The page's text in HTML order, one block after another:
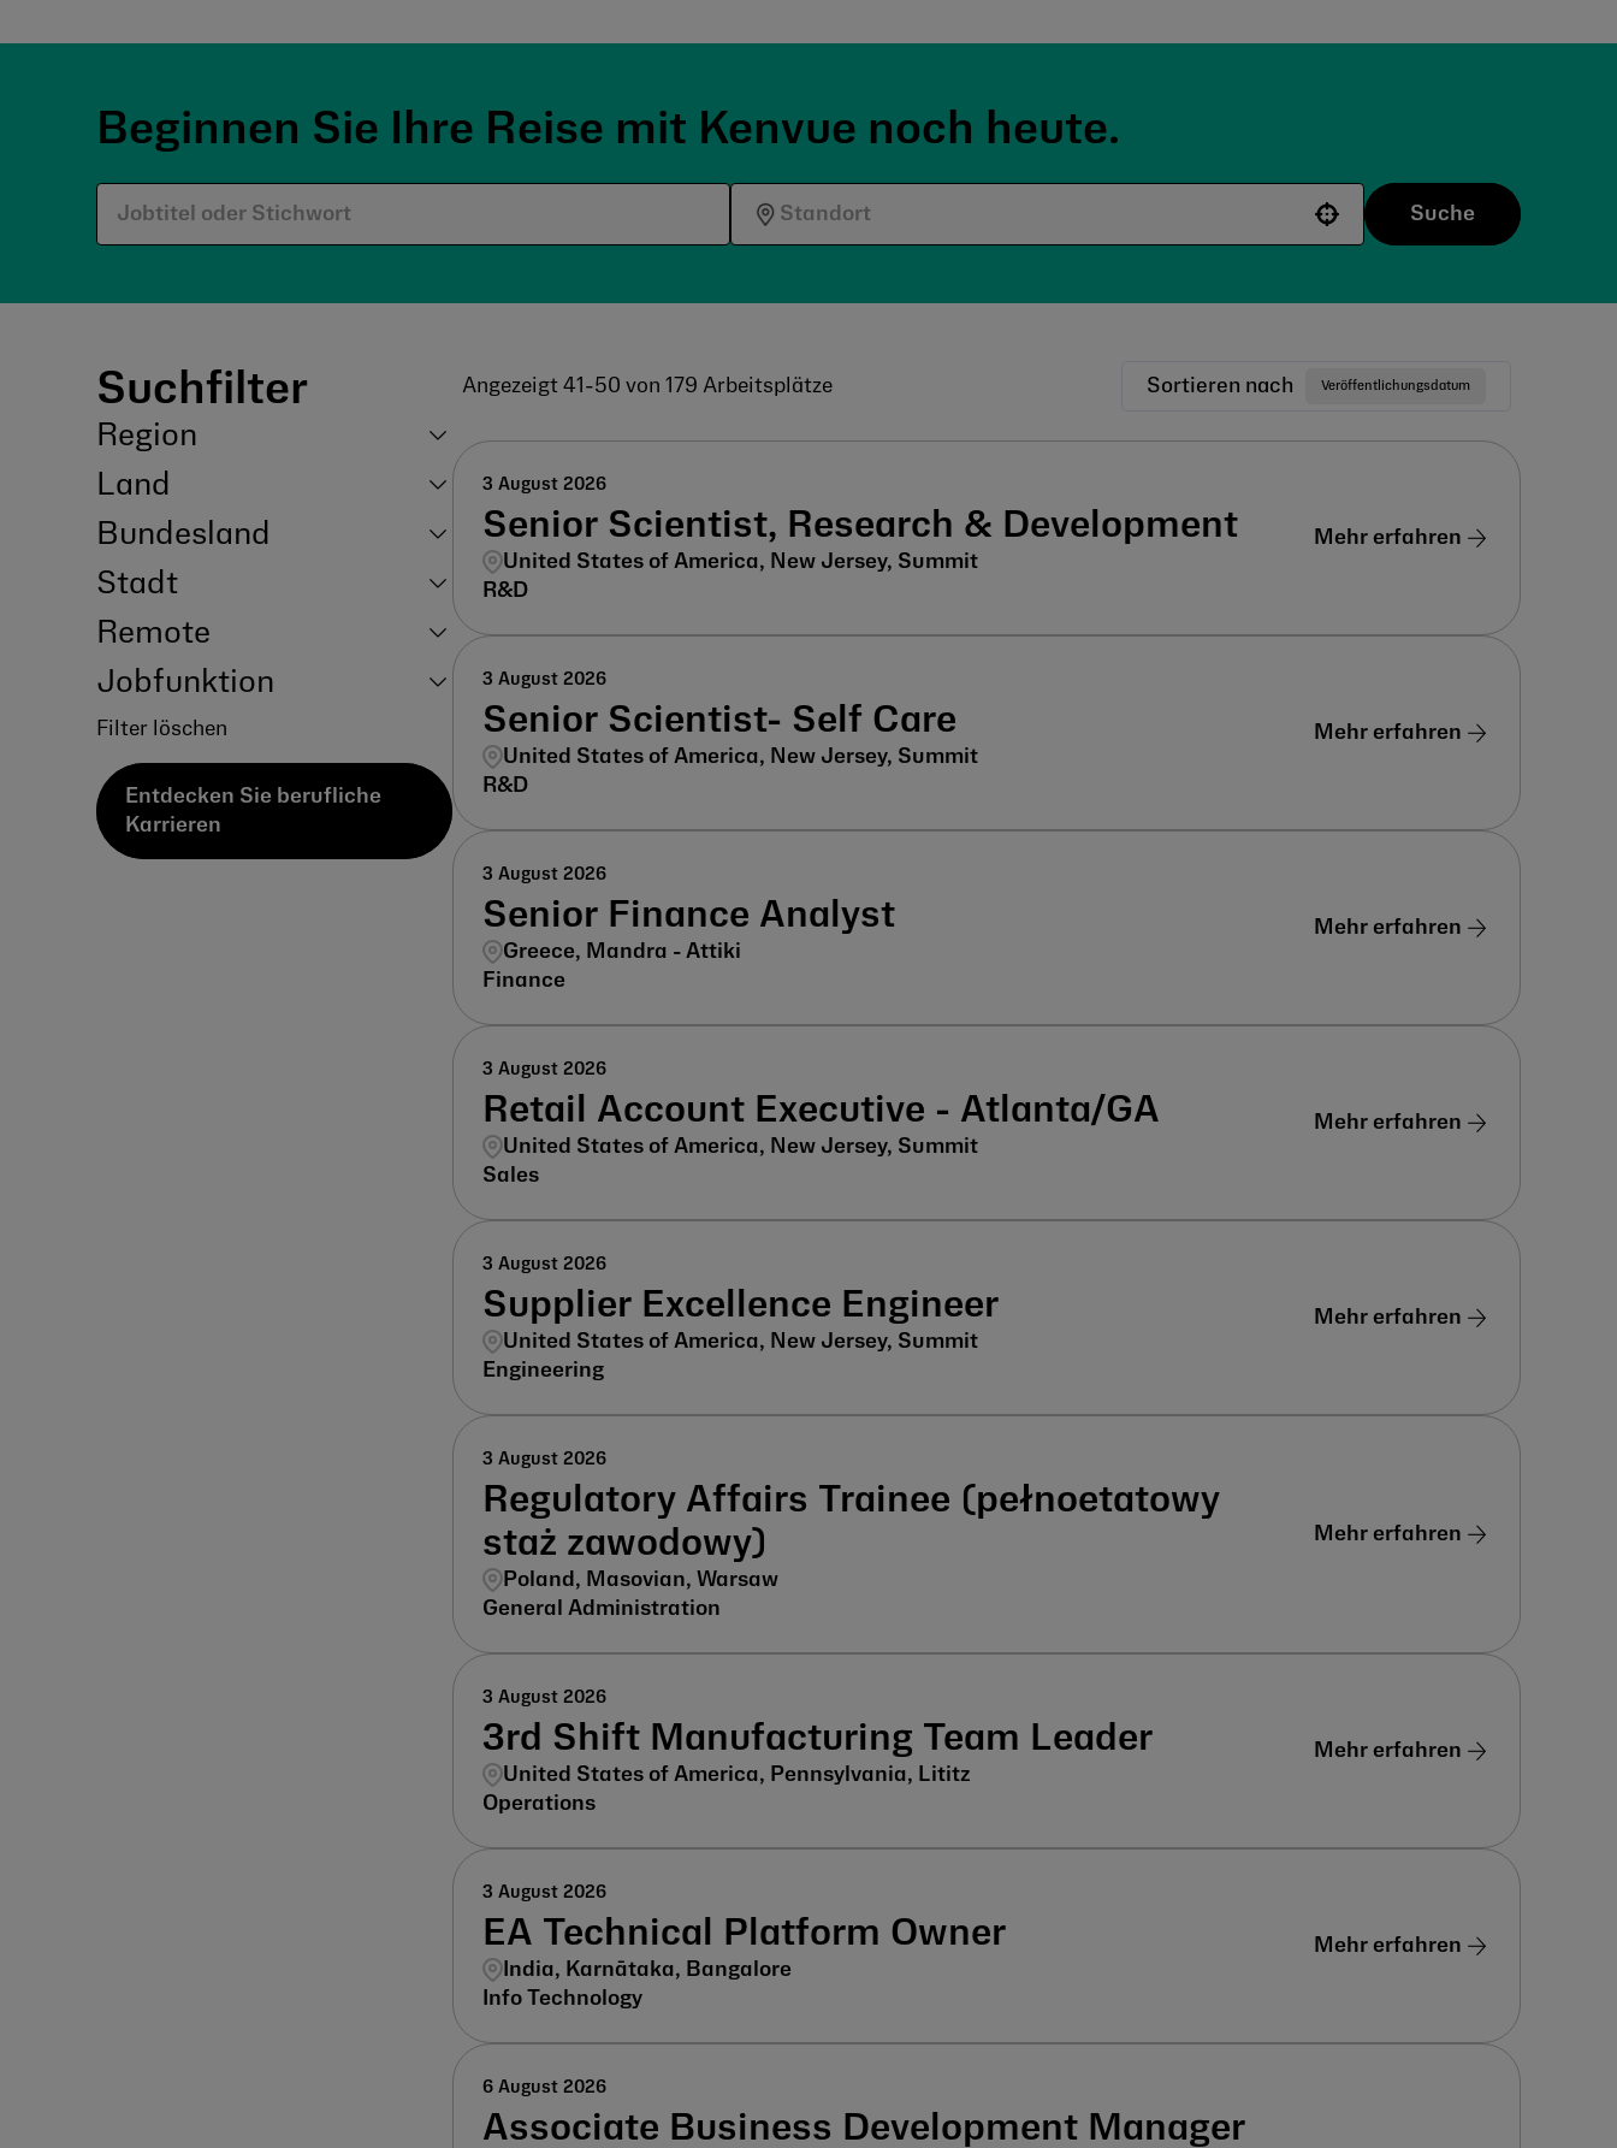
Beginnen Sie Ihre Reise mit Kenvue noch heute.
Suche
Suchfilter
Region
Land
Bundesland
Stadt
Remote
Jobfunktion
Filter löschen
Entdecken Sie berufliche
Karrieren
Angezeigt 41 -50 von 179 Arbeitsplätze Sortieren nach Veröffentlichungsdatum
Senior Scientist, Research & Development
United States of America, New Jersey, Summit
3 August 2026
R&D
Mehr erfahren
Senior Scientist- Self Care
United States of America, New Jersey, Summit
3 August 2026
R&D
Mehr erfahren
Senior Finance Analyst
Greece, Mandra - Attiki
3 August 2026
Finance
Mehr erfahren
Retail Account Executive - Atlanta/GA
United States of America, New Jersey, Summit
3 August 2026
Sales
Mehr erfahren
Supplier Excellence Engineer
United States of America, New Jersey, Summit
3 August 2026
Engineering
Mehr erfahren
Regulatory Affairs Trainee (pełnoetatowy
staż zawodowy)
Poland, Masovian, Warsaw
3 August 2026
General Administration
Mehr erfahren
3rd Shift Manufacturing Team Leader
United States of America, Pennsylvania, Lititz
3 August 2026
Operations
Mehr erfahren
EA Technical Platform Owner
India, Karnātaka, Bangalore
3 August 2026
Info Technology
Mehr erfahren
Associate Business Development Manager
6 August 2026